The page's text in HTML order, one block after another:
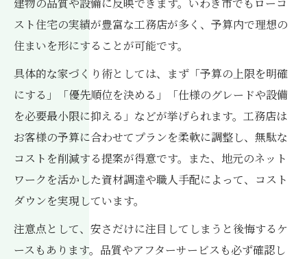
建物の品質や設備に反映できます。いわき市でもローコ
スト住宅の実績が豊富な工務店が多く、予算内で理想の
住まいを形にすることが可能です。
具体的な家づくり術としては、まず「予算の上限を明確
にする」「優先順位を決める」「仕様のグレードや設備
を必要最小限に抑える」などが挙げられます。工務店は
お客様の予算に合わせてプランを柔軟に調整し、無駄な
コストを削減する提案が得意です。また、地元のネット
ワークを活かした資材調達や職人手配によって、コスト
ダウンを実現しています。
注意点として、安さだけに注目してしまうと後悔するケ
ースもあります。品質やアフターサービスも必ず確認し